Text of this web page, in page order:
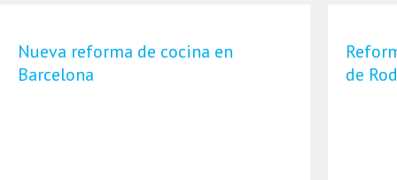
Nueva reforma de cocina en
Barcelona
de